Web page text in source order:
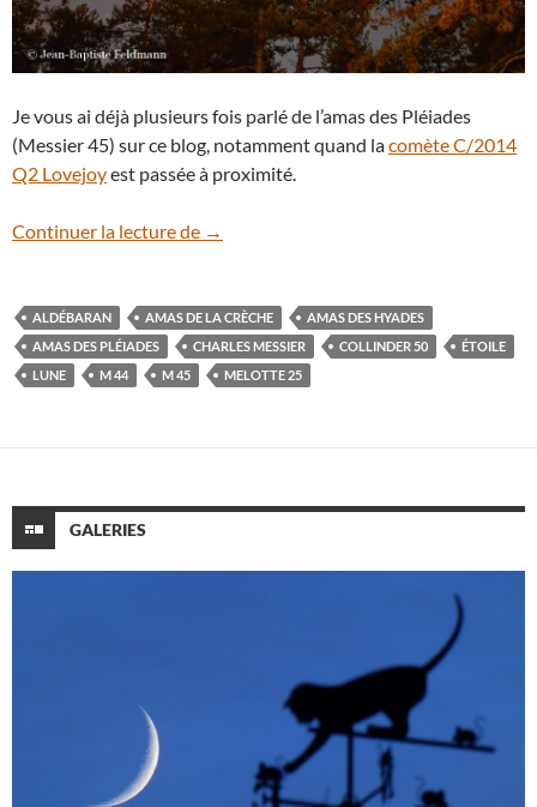
Je vous ai déjà plusieurs fois parlé de l’amas des Pléiades
(Messier 45) sur ce blog, notamment quand lacomète C/2014
Q2 Lovejoyest passée à proximité.
Continuer la lecture de La Lune sous les Hyades et les Pléiades
→
ALDÉBARAN AMAS DE LA CRÈCHE
AMAS DES HYADES
AMAS DES PLÉIADES
CHARLES MESSIER COLLINDER 50
ÉTOILE
LUNE
M 44 M 45 MELOTTE 25
GALERIES